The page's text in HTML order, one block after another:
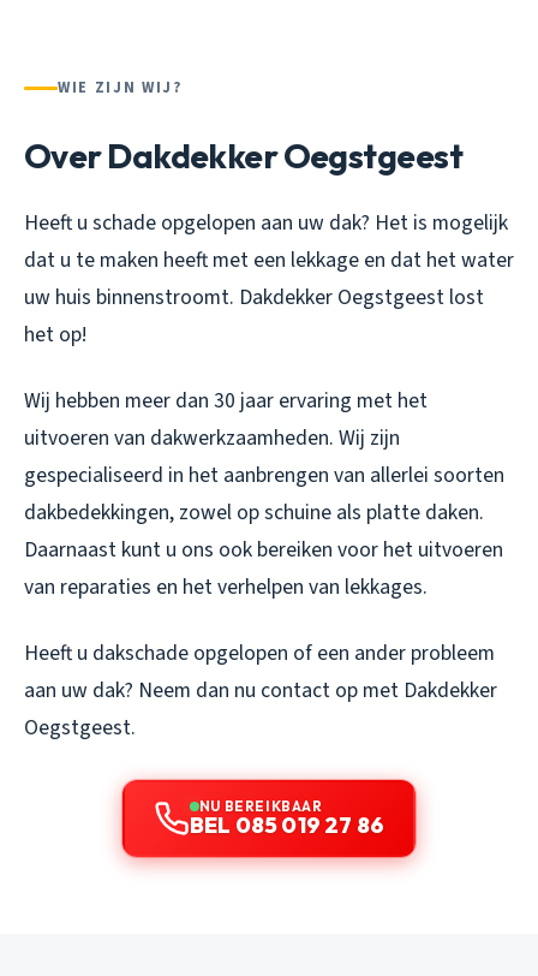
WIE ZIJN WIJ?
Over Dakdekker Oegstgeest
Heeft u schade opgelopen aan uw dak? Het is mogelijk
dat u te maken heeft met een lekkage en dat het water
uw huis binnenstroomt. Dakdekker Oegstgeest lost
het op!
Wij hebben meer dan 30 jaar ervaring met het
uitvoeren van dakwerkzaamheden. Wij zijn
gespecialiseerd in het aanbrengen van allerlei soorten
dakbedekkingen, zowel op schuine als platte daken.
Daarnaast kunt u ons ook bereiken voor het uitvoeren
van reparaties en het verhelpen van lekkages.
Heeft u dakschade opgelopen of een ander probleem
aan uw dak? Neem dan nu contact op met Dakdekker
Oegstgeest.
NU BEREIKBAAR
BEL 085 019 27 86